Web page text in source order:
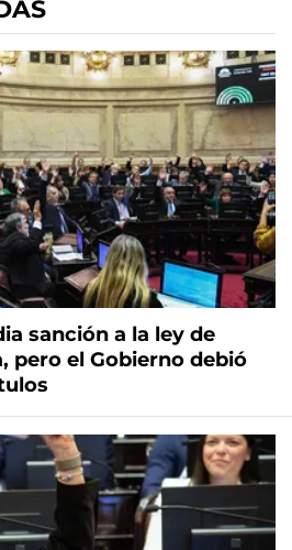
sanción a la ley de
pero el Gobierno debió